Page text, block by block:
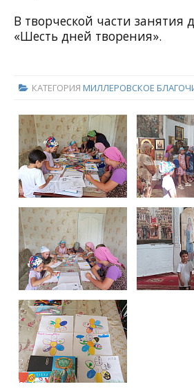
В творческой части занятия
«Шесть дней творения».
КАТЕГОРИЯ МИЛЛЕРОВСКОЕ